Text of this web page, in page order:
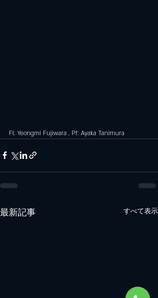
Fl: Yeongmi Fujiwara , Pf: Ayaka Tanimura
最新記事 すべて表示